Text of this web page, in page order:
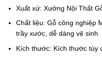
Xuất xứ: Xưởng Nội Thất
Chất liệu: Gỗ công nghiệp
trầy xước, dễ dàng vệ sinh
Kích thước: Kích thước tùy